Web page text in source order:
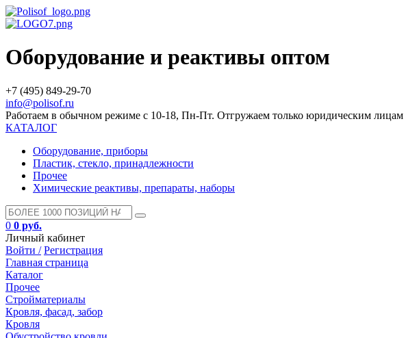
Оборудование и реактивы оптом
+7 (495) 849-29-70
info@polisof.ru
Работаем в обычном режиме с 10-18, Пн-Пт. Отгружаем только юридическим лицам
КАТАЛОГ
Оборудование, приборы
Пластик, стекло, принадлежности
Прочее
Химические реактивы, препараты, наборы
0 0 руб.
Личный кабинет
Войти / Регистрация
Главная страница
Каталог
Прочее
Стройматериалы
Кровля, фасад, забор
Кровля